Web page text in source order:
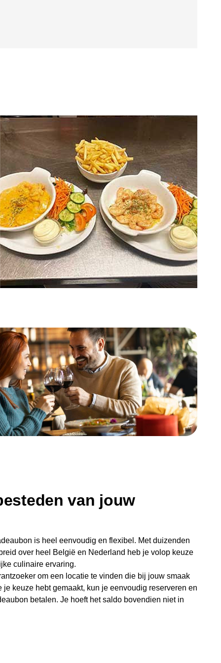
van jouw
is heel eenvoudig en flexibel. Met duizenden
over heel België en Nederland heb je volop keuze
culinaire ervaring.
om een locatie te vinden die bij jouw smaak
keuze hebt gemaakt, kun je eenvoudig reserveren en
betalen. Je hoeft het saldo bovendien niet in
bedrag blijft gewoon op de bon staan en kan